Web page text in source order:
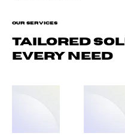
Our Services
Tailored
Every Need